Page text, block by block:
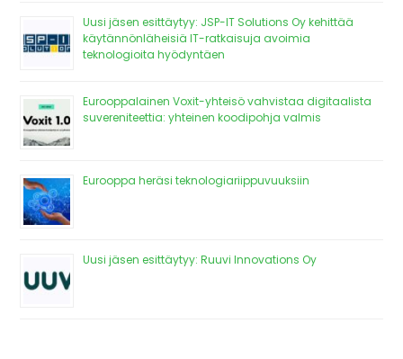
Uusi jäsen esittäytyy: JSP-IT Solutions Oy kehittää
käytännönläheisiä IT-ratkaisuja avoimia
teknologioita hyödyntäen
Eurooppalainen Voxit-yhteisö vahvistaa digitaalista
suvereniteettia: yhteinen koodipohja valmis
Eurooppa heräsi teknologiariippuvuuksiin
Uusi jäsen esittäytyy: Ruuvi Innovations Oy